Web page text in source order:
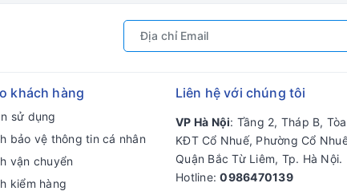
khách hàng
sử dụng
bảo vệ thông tin cá nhân
vận chuyển
kiểm hàng
Liên hệ với chúng tôi
VP Hà Nội: Tầng 2, Tháp B,
KĐT Cổ Nhuế, Phường Cổ
Quận Bắc Từ Liêm, Tp. Hà Nội.
Hotline:0986470139